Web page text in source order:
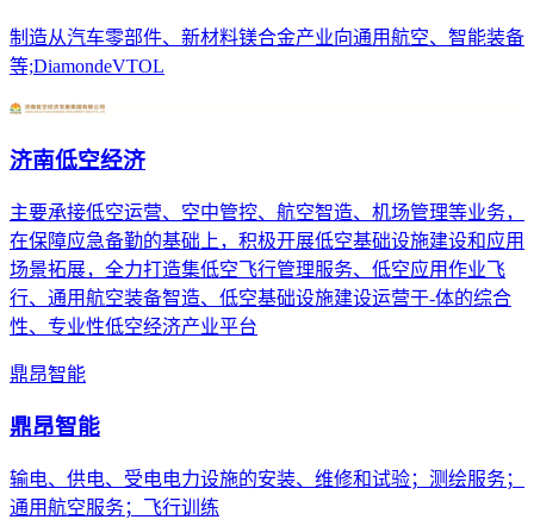
制造从汽车零部件、新材料镁合金产业向通用航空、智能装备
等;DiamondeVTOL
济南低空经济
主要承接低空运营、空中管控、航空智造、机场管理等业务，
在保障应急备勤的基础上，积极开展低空基础设施建设和应用
场景拓展，全力打造集低空飞行管理服务、低空应用作业飞
行、通用航空装备智造、低空基础设施建设运营于-体的综合
性、专业性低空经济产业平台
鼎昂智能
鼎昂智能
输电、供电、受电电力设施的安装、维修和试验；测绘服务；
通用航空服务；飞行训练